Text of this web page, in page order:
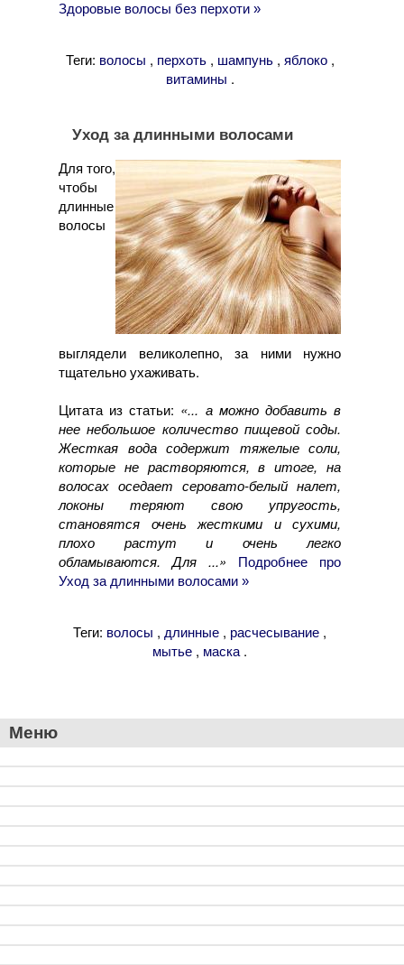
Здоровые волосы без перхоти »
Теги: волосы , перхоть, шампунь, яблоко,
витамины .
Уход за длинными волосами
Для того,
чтобы
длинные
волосы
выглядели великолепно, за ними нужно
тщательно ухаживать.
Цитата из статьи: «... а можно добавить в
нее небольшое количество пищевой соды.
Жесткая вода содержит тяжелые соли,
которые не растворяются, в итоге, на
волосах оседает серовато-белый налет,
локоны теряют свою упругость,
становятся очень жесткими и сухими,
плохо растут и очень легко
обламываются. Для ...»
Подробнее про
Уход за длинными волосами »
Теги: волосы , длинные , расчесывание ,
мытье , маска .
Меню